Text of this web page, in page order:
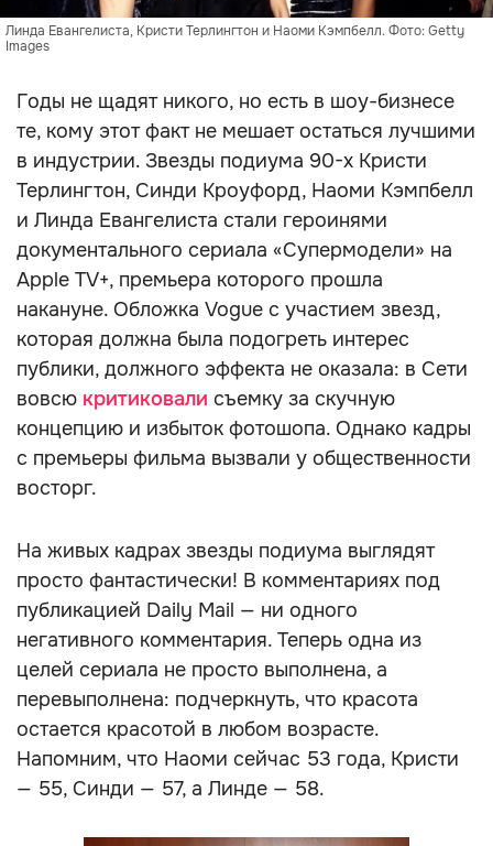
Линда Евангелиста, Кристи Терлингтон и Наоми Кэмпбелл. Фото: Getty
Images
Годы не щадят никого, но есть в шоу-бизнесе
те, кому этот факт не мешает остаться лучшими
в индустрии. Звезды подиума 90-х Кристи
Терлингтон, Синди Кроуфорд, Наоми Кэмпбелл
и Линда Евангелиста стали героинями
документального сериала «Супермодели» на
Apple TV+, премьера которого прошла
накануне. Обложка Vogue с участием звезд,
которая должна была подогреть интерес
публики, должного эффекта не оказала: в Сети
вовсю критиковали съемку за скучную
концепцию и избыток фотошопа. Однако кадры
с премьеры фильма вызвали у общественности
восторг.
На живых кадрах звезды подиума выглядят
просто фантастически! В комментариях под
публикацией Daily Mail — ни одного
негативного комментария. Теперь одна из
целей сериала не просто выполнена, а
перевыполнена: подчеркнуть, что красота
остается красотой в любом возрасте.
Напомним, что Наоми сейчас 53 года, Кристи
— 55, Синди — 57, а Линде — 58.